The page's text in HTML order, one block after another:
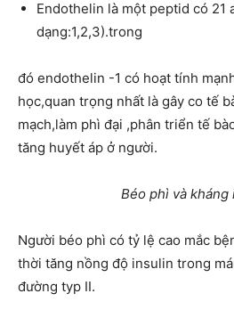
Endothelin là một peptid có 21
dạng:1,2,3).trong
đó endothelin -1 có hoạt tính
học,quan trọng nhất là gây co tế
mạch,làm phì đại ,phân triển tế
tăng huyết áp ở người.
Béo phì và kháng
Người béo phì có tỷ lệ cao mắc
thời tăng nồng độ insulin trong
đường typ II.